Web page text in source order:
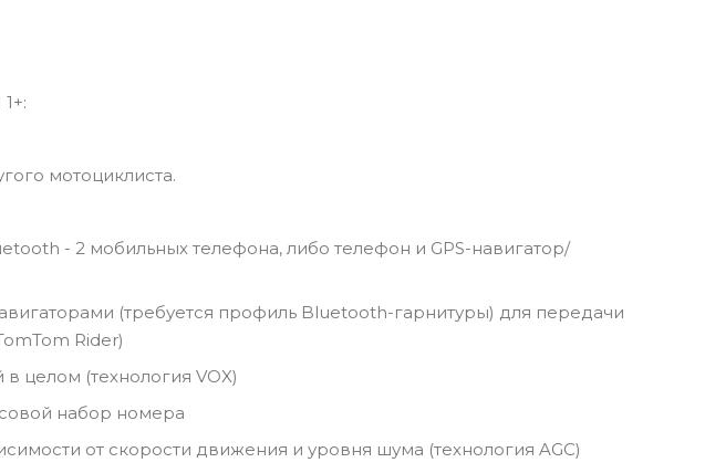
мотоциклиста.
- 2 мобильных телефона, либо телефон и GPS-навигатор/
(требуется профиль Bluetooth-гарнитуры) для передачи
Rider)
целом (технология VOX)
набор номера
от скорости движения и уровня шума (технология AGC)